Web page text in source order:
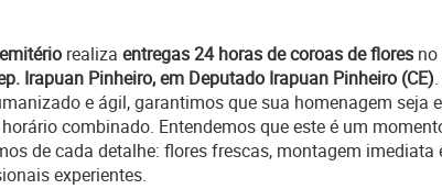
realiza entregas 24 horas de coroas de flores no
Irapuan Pinheiro, em Deputado Irapuan Pinheiro (CE)
e ágil, garantimos que sua homenagem seja
combinado. Entendemos que este é um
de cada detalhe: flores frescas, montagem imediata
experientes.